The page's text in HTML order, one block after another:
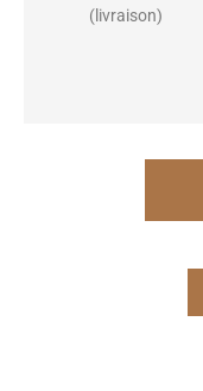
(livraison)